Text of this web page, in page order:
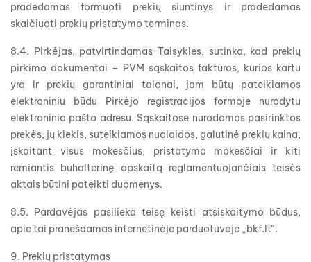
pradedamas formuoti prekių siuntinys ir pradedamas
skaičiuoti prekių pristatymo terminas.
8.4. Pirkėjas, patvirtindamas Taisykles, sutinka, kad prekių
pirkimo dokumentai – PVM sąskaitos faktūros, kurios kartu
yra ir prekių garantiniai talonai, jam būtų pateikiamos
elektroniniu būdu Pirkėjo registracijos formoje nurodytu
elektroninio pašto adresu. Sąskaitose nurodomos pasirinktos
prekės, jų kiekis, suteikiamos nuolaidos, galutinė prekių kaina,
įskaitant visus mokesčius, pristatymo mokesčiai ir kiti
remiantis buhalterinę apskaitą reglamentuojančiais teisės
aktais būtini pateikti duomenys.
8.5. Pardavėjas pasilieka teisę keisti atsiskaitymo būdus,
apie tai pranešdamas internetinėje parduotuvėje „bkf.lt“.
9. Prekių pristatymas